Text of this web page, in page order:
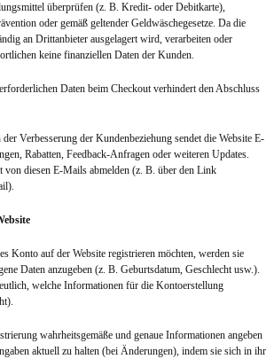
überprüfen (z. B. Kredit- oder Debitkarte),
oder gemäß geltender Geldwäschegesetze. Da die
an Drittanbieter ausgelagert wird, verarbeiten oder
keine finanziellen Daten der Kunden.
Daten beim Checkout verhindert den Abschluss
Verbesserung der Kundenbeziehung sendet die Website E-
Rabatten, Feedback-Anfragen oder weiteren Updates.
von diesen E-Mails abmelden (z. B. über den Link
Konto auf der Website registrieren möchten, werden sie
Daten anzugeben (z. B. Geburtsdatum, Geschlecht usw.).
welche Informationen für die Kontoerstellung
wahrheitsgemäße und genaue Informationen angeben
aktuell zu halten (bei Änderungen), indem sie sich in ihr